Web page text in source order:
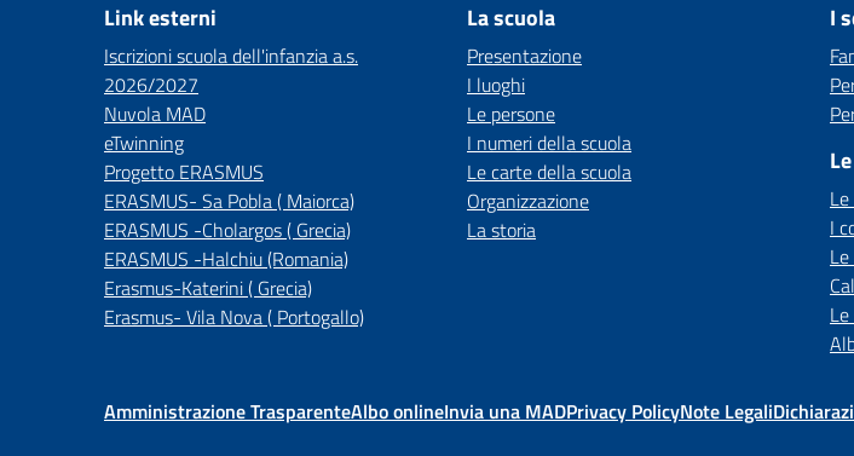
Link esterni
Iscrizioni scuola dell'infanzia a.s.
2026/2027
Nuvola MAD
eTwinning
Progetto ERASMUS
ERASMUS- Sa Pobla ( Maiorca)
ERASMUS -Cholargos ( Grecia)
ERASMUS -Halchiu (Romania)
Erasmus-Katerini ( Grecia)
Erasmus- Vila Nova ( Portogallo)
La scuola
Presentazione
I luoghi
Le persone
I numeri della scuola
Le carte della scuola
Organizzazione
La storia
I
I
Amministrazione TrasparenteAlbo onlineInvia una MADPrivacy PolicyNote Legali